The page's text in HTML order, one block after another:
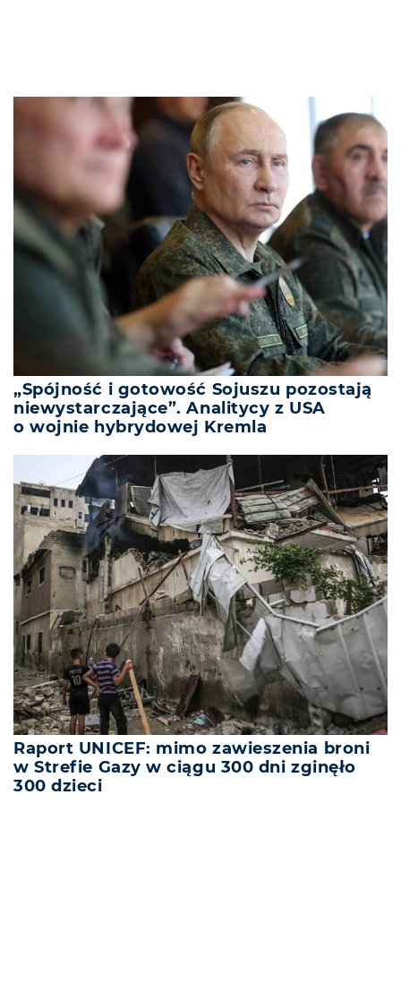
„Spójność i gotowość Sojuszu pozostają
niewystarczające”. Analitycy z USA
o wojnie hybrydowej Kremla
Raport UNICEF: mimo zawieszenia broni
w Strefie Gazy w ciągu 300 dni zginęło
300 dzieci